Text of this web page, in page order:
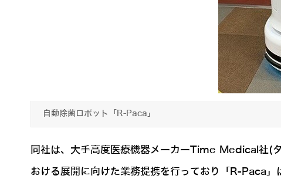
自動除菌ロボット「R-Paca」
同社は、大手高度医療機器メーカーTime Medical社
おける展開に向けた業務提携を行っており「R-Paca